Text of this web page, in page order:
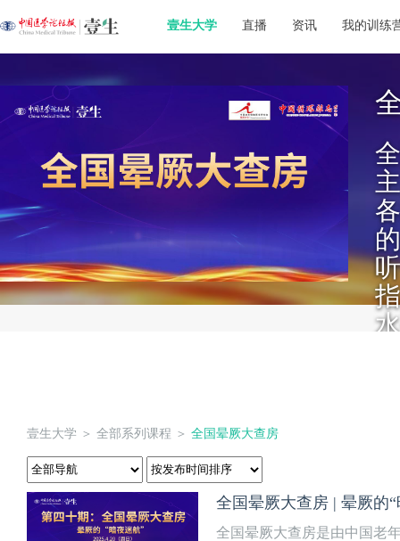
壹生大学 直播 资讯 我的训练
壹生大学 ＞ 全部系列课程 ＞ 全国晕厥大查房
全国晕厥大查房 | 晕厥的
全国晕厥大查房是由中国老